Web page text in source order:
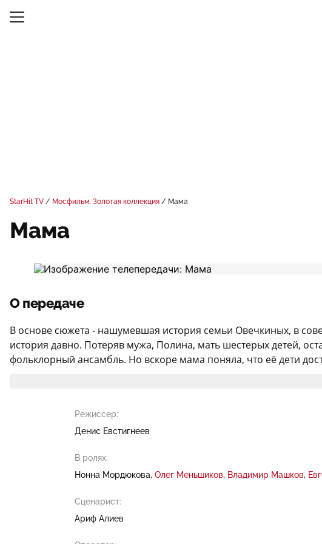
StarHit TV Мосфильм. Золотая коллекция Мама
Мама
О передаче
В основе сюжета - нашумевшая история семьи Овечкиных, в
история давно. Потеряв мужа, Полина, мать шестерых детей,
фольклорный ансамбль. Но вскоре мама поняла, что её дети
Режиссер:
Денис Евстигнеев
В ролях:
Нонна Мордюкова Олег Меньшиков Владимир Машков
Сценарист:
Ариф Алиев